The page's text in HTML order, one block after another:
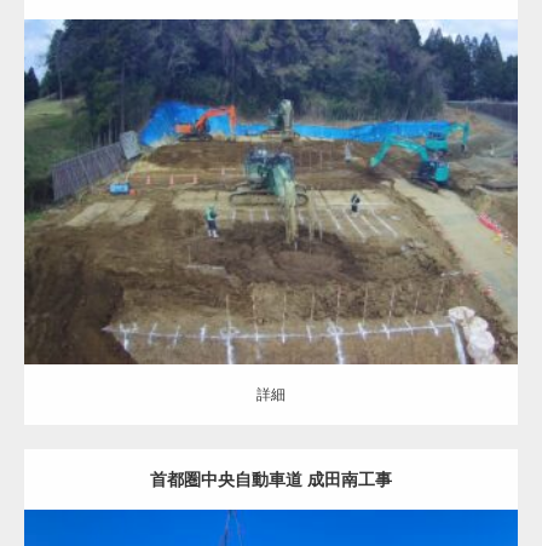
地盤改良（ALL） 補強土壁の基礎
詳細
詳細
首都圏中央自動車道 成田南工事